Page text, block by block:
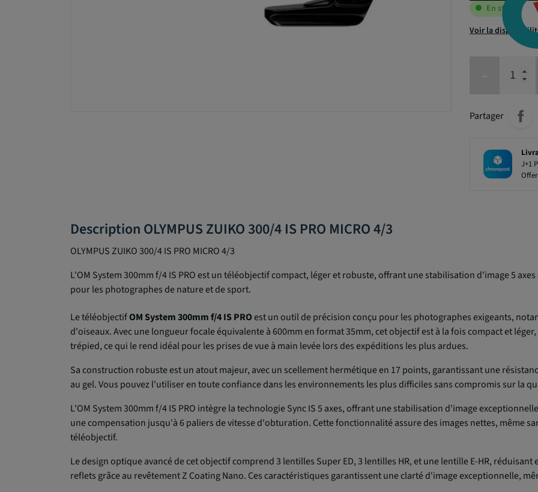
En stock
Voir la
Partager
J+1
Description OLYMPUS ZUIKO 300/4 IS PRO MICRO 4/3
OLYMPUS ZUIKO 300/4 IS PRO MICRO 4/3
L'OM System 300mm f/4 IS PRO est un téléobjectif compact, léger et robuste, offrant une stabilisation d'image 5
pour les photographes de nature et de sport.
Le téléobjectifOM System 300mm f/4 IS PROest un outil de précision conçu pour les photographes exigeants,
d'oiseaux. Avec une longueur focale équivalente à 600mm en format 35mm, cet objectif est à la fois compact et
trépied, ce qui le rend idéal pour les prises de vue à main levée lors des expéditions les plus ardues.
Sa construction robuste est un atout majeur, avec un scellement hermétique en 17 points, garantissant une
au gel. Vous pouvez l'utiliser en toute confiance dans les environnements les plus difficiles sans compromis sur la
L'OM System 300mm f/4 IS PRO intègre la technologie Sync IS 5 axes, offrant une stabilisation d'image
une compensation jusqu'à 6 paliers de vitesse d'obturation. Cette fonctionnalité assure des images nettes, même
téléobjectif.
Le design optique avancé de cet objectif comprend 3 lentilles Super ED, 3 lentilles HR, et une lentille E-HR,
reflets grâce au revêtement Z Coating Nano. Ces caractéristiques garantissent une clarté d'image exceptionnelle,